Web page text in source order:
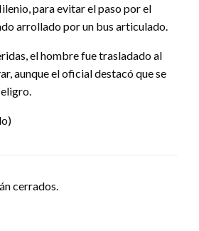
para evitar el paso por el
arrollado por un bus articulado.
el hombre fue trasladado al
aunque el oficial destacó que se
cerrados.